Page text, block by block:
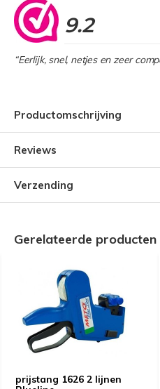
9.2
“Eerlijk, snel, netjes en zeer
Productomschrijving
Reviews
Verzending
Gerelateerde producten
prijstang 1626 2 lijnen